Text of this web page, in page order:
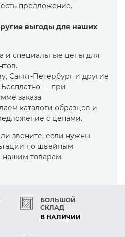
предложение.
выгоды для наших
и специальные цены для
Санкт-Петербург и другие
— при
заказа.
каталоги образцов и
с ценами.
звоните, если нужны
по швейным
товарам.
БОЛЬШОЙ
СКЛАД
В НАЛИЧИИ